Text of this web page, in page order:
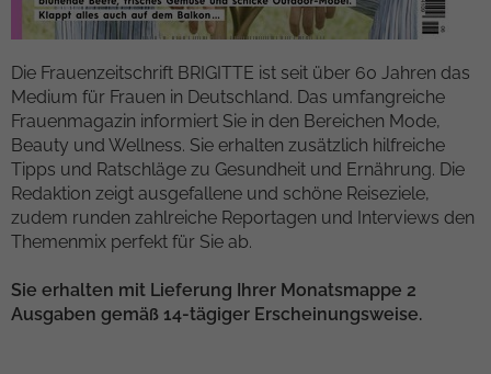
Die Frauenzeitschrift BRIGITTE ist seit über 60 Jahren das
Medium für Frauen in Deutschland. Das umfangreiche
Frauenmagazin informiert Sie in den Bereichen Mode,
Beauty und Wellness. Sie erhalten zusätzlich hilfreiche
Tipps und Ratschläge zu Gesundheit und Ernährung. Die
Redaktion zeigt ausgefallene und schöne Reiseziele,
zudem runden zahlreiche Reportagen und Interviews den
Themenmix perfekt für Sie ab.
Sie erhalten mit Lieferung Ihrer Monatsmappe 2
Ausgaben gemäß 14-tägiger Erscheinungsweise.
Anbieter TYPO3
Laufzeit 1 Woche
Zweck
Dieses Cookie ist ein Standard-Session-
Cookie von TYPO3. Es speichert im Falle
eines Benutzer-Logins die Session-ID. So
kann der eingeloggte Benutzer
wiedererkannt werden und es wird ihm
Zugang zu geschützten Bereichen
Kampagnendaten zu berechnen und die
Nutzung der Website für den
Analysebericht der Website zu verfolgen.
Die Cookies speichern Informationen
anonym und weisen eine randoly
generierte Nummer zu, um eindeutige
Besucher zu identifizieren.
Name _gid
Anbieter Google Analytics
Laufzeit